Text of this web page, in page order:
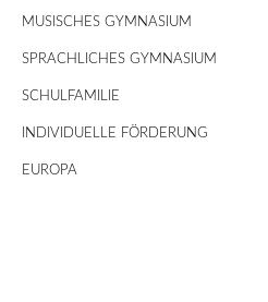
MUSISCHES GYMNASIUM
SPRACHLICHES GYMNASIUM
SCHULFAMILIE
INDIVIDUELLE FÖRDERUNG
EUROPA